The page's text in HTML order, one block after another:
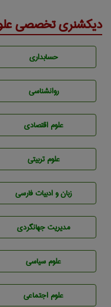
دیکشنری تخصصی
حسابداری
روانشناسی
علوم اقتصادی
علوم تربيتی
زبان و ادبيات فارسی
مديريت جهانگردی
علوم سياسی
علوم اجتماعی